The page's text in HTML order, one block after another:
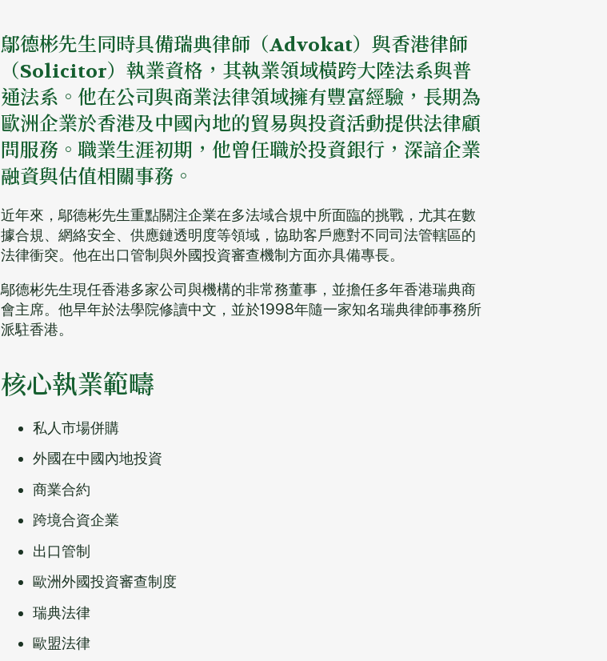
Overview
鄔德彬先生同時具備瑞典律師（Advokat）與香港律師
（Solicitor）執業資格，其執業領域橫跨大陸法系與普
通法系。他在公司與商業法律領域擁有豐富經驗，長期為
歐洲企業於香港及中國內地的貿易與投資活動提供法律顧
問服務。職業生涯初期，他曾任職於投資銀行，深諳企業
融資與估值相關事務。
近年來，鄔德彬先生重點關注企業在多法域合規中所面臨的挑戰，尤其在數
據合規、網絡安全、供應鏈透明度等領域，協助客戶應對不同司法管轄區的
法律衝突。他在出口管制與外國投資審查機制方面亦具備專長。
鄔德彬先生現任香港多家公司與機構的非常務董事，並擔任多年香港瑞典商
會主席。他早年於法學院修讀中文，並於1998年隨一家知名瑞典律師事務所
派駐香港。
核心執業範疇
私人市場併購
外國在中國內地投資
商業合約
跨境合資企業
出口管制
歐洲外國投資審查制度
瑞典法律
歐盟法律